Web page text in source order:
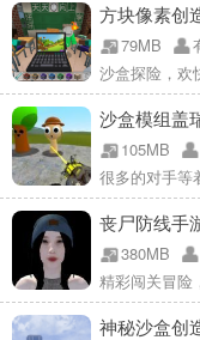
方块像素创
79MB
沙盒探险，欢
沙盒模组盖
105MB
很多的对手等
丧尸防线手
380MB
精彩闯关冒险
神秘沙盒创